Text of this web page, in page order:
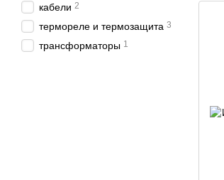
кабели 2
термореле и термозащита 3
трансформаторы 1